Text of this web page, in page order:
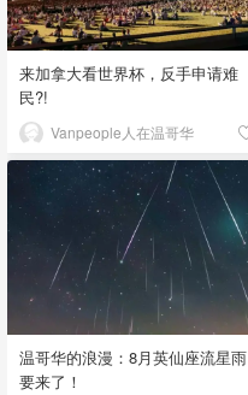
来加拿大看世界杯，反手申请难
民?!
Vanpeople人在温哥华
温哥华的浪漫：8月英仙座流星雨
要来了！